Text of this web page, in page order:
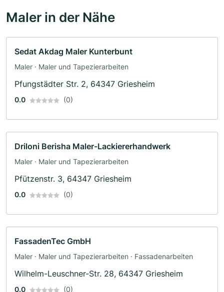
Maler in der Nähe
Sedat Akdag Maler Kunterbunt
Maler · Maler und Tapezierarbeiten
Pfungstädter Str. 2, 64347 Griesheim
0.0 (0)
Driloni Berisha Maler-Lackiererhandwerk
Maler · Maler und Tapezierarbeiten
Pfützenstr. 3, 64347 Griesheim
0.0 (0)
FassadenTec GmbH
Maler · Maler und Tapezierarbeiten · Fassadenarbeiten
Wilhelm-Leuschner-Str. 28, 64347 Griesheim
0.0 (0)